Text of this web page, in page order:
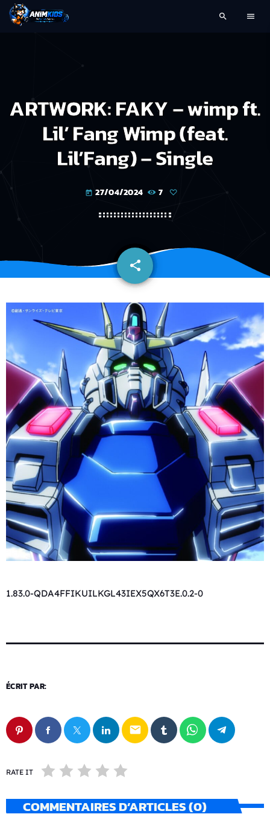
search menu
ARTWORK: FAKY – wimp ft.
Lil’ Fang Wimp (feat.
Lil’Fang) – Single
today 27/04/2024 7
share
email
1.83.0-QDA4FFIKUILKGL43IEX5QX6T3E.0.2-0
ÉCRIT PAR:
email
RATE IT
COMMENTAIRES D’ARTICLES (0)